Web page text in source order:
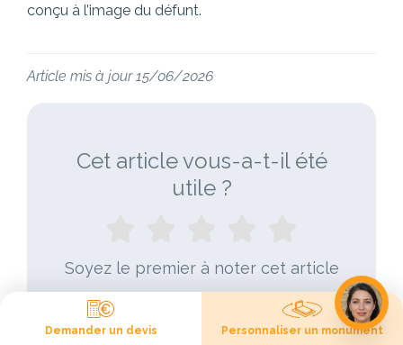
conçu à l’image du défunt.
Article mis à jour 15/06/2026
Cet article vous-a-t-il été
utile ?
Soyez le premier à noter cet article
Demander un devis Personnaliser un monument